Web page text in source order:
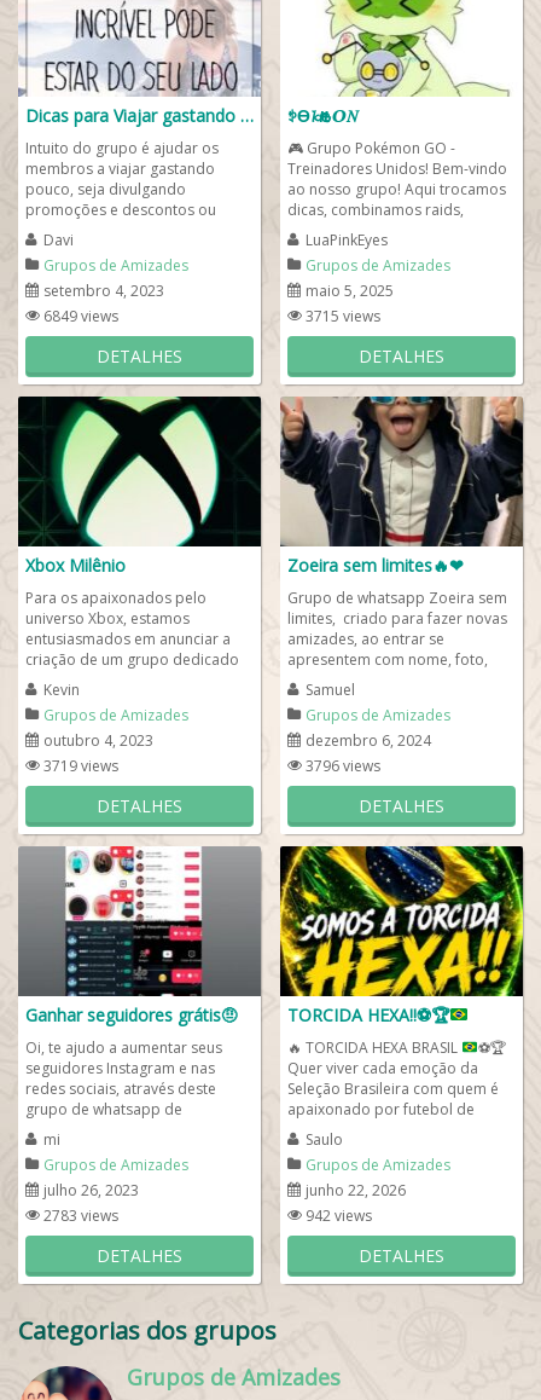
Dicas para Viajar gastando pouco✈️
Intuito do grupo é ajudar os
membros a viajar gastando
pouco, seja divulgando
promoções e descontos ou
dando dicas. Viaje para todas
cidades aqui do Brasil...
Davi
Grupos de Amizades
setembro 4, 2023
6849 views
DETALHES
ꉣϴ𝓴ҽ𐒄𝙊𝑁
🎮 Grupo Pokémon GO -
Treinadores Unidos! Bem-vindo
ao nosso grupo! Aqui trocamos
dicas, combinamos raids,
fazemos trocas de Pokémon e
ajudamos uns aos...
LuaPinkEyes
Grupos de Amizades
maio 5, 2025
3715 views
DETALHES
Xbox Milênio
Para os apaixonados pelo
universo Xbox, estamos
entusiasmados em anunciar a
criação de um grupo dedicado
inteiramente a esse fascinante
mundo dos jogos e...
Kevin
Grupos de Amizades
outubro 4, 2023
3719 views
DETALHES
Zoeira sem limites🔥❤
Grupo de whatsapp Zoeira sem
limites, criado para fazer novas
amizades, ao entrar se
apresentem com nome, foto,
idade, cidade, leiam a descrição,
bem vindas...
Samuel
Grupos de Amizades
dezembro 6, 2024
3796 views
DETALHES
Ganhar seguidores grátis🤨
Oi, te ajudo a aumentar seus
seguidores Instagram e nas
redes sociais, através deste
grupo de whatsapp de
amizades, então entre em nosso
grupo e se apresente...
mi
Grupos de Amizades
julho 26, 2023
2783 views
DETALHES
TORCIDA HEXA!!⚽🏆
🔥 TORCIDA HEXA BRASIL ⚽🏆
Quer viver cada emoção da
Seleção Brasileira com quem é
apaixonado por futebol de
verdade? Então vem fazer...
Saulo
Grupos de Amizades
junho 22, 2026
942 views
DETALHES
Categorias dos grupos
Grupos de Amizades